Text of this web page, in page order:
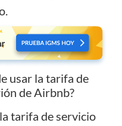
usar la tarifa de
de Airbnb?
tarifa de servicio